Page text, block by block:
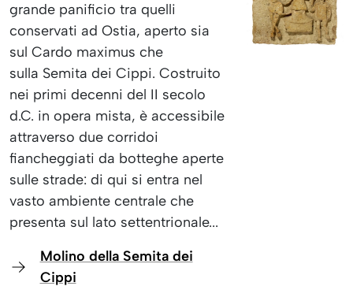
grande panificio tra quelli
conservati ad Ostia, aperto sia
sul Cardo maximus che
sulla Semita dei Cippi. Costruito
nei primi decenni del II secolo
d.C. in opera mista, è accessibile
attraverso due corridoi
fiancheggiati da botteghe aperte
sulle strade: di qui si entra nel
vasto ambiente centrale che
presenta sul lato settentrionale...
Molino della Semita dei
Cippi